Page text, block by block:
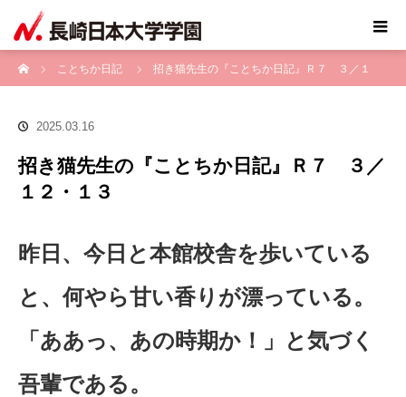
ことちか日記
招き猫先生の『ことちか日記』Ｒ７ ３／１
2025.03.16
招き猫先生の『ことちか日記』Ｒ７ ３／
１２・１３
昨日、今日と本館校舎を歩いている
と、何やら甘い香りが漂っている。
「ああっ、あの時期か！」と気づく
吾輩である。